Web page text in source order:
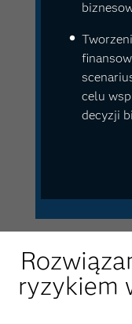
celu
decyzji
ryzykiem